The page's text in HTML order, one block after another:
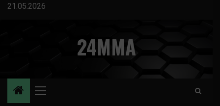
Перейти
21.05.2026
24MMA
Основное